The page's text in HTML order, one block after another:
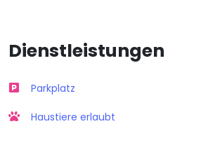
Dienstleistungen
Parkplatz
Haustiere erlaubt